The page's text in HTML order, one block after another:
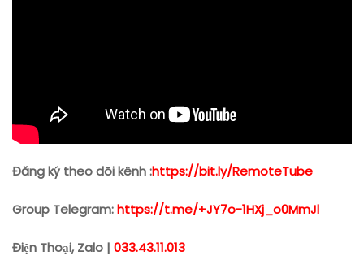
Đăng ký theo dõi kênh :https://bit.ly/RemoteTube
Group Telegram:https://t.me/+JY7o-1HXj_o0MmJl
Điện Thoại, Zalo | 033.43.11.013